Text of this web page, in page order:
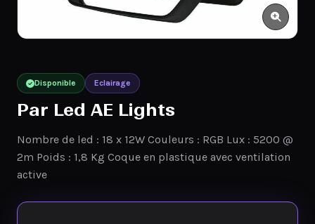
Disponible Eclairage
Par Led AE Lights
Nombre de led : 18 x 12W Couleurs : RGB Lux : 5200 @
2m Poids : 1,8 Kg Coque en plastique avec ventilation
active